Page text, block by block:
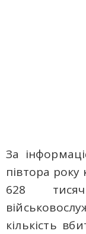
За
півтора
628
кількість